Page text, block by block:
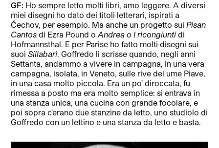
GF: Ho sempre letto molti libri, amo leggere. A diversi
miei disegni ho dato dei titoli letterari, ispirati a
Čechov, per esempio. Ma anche un progetto suiPisan
Cantosdi Ezra Pound oAndrea o I ricongiuntidi
Hofmannsthal. E per Parise ho fatto molti disegni sui
suoiSillabari. Goffredo li scrisse quando, negli anni
Settanta, andammo a vivere in campagna, in una vera
campagna, isolata, in Veneto, sulle rive del ume Piave,
in una casa molto piccola. Era un po’ diroccata, fu
rimessa a posto ma era molto semplice: si entrava in
una stanza unica, una cucina con grande focolare, e
poi sopra c’erano due stanzine da letto, uno studiolo di
Goffredo con un lettino e una stanza da letto e basta.